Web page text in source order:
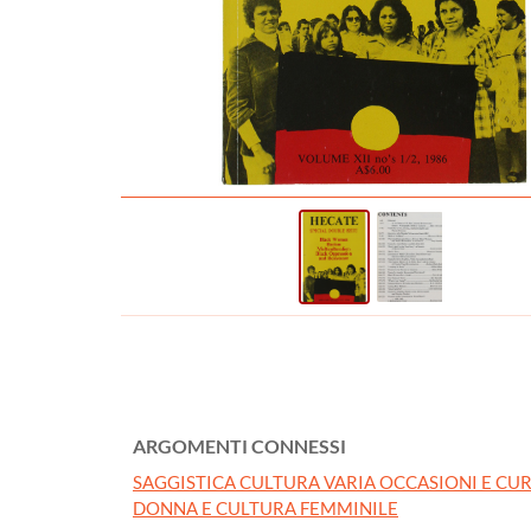
ARGOMENTI CONNESSI
SAGGISTICA CULTURA VARIA OCCASIONI E
DONNA E CULTURA FEMMINILE